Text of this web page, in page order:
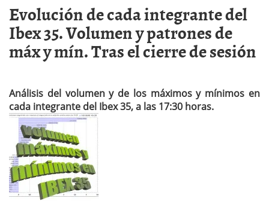
Evolución de cada integrante del
Ibex 35. Volumen y patrones de
máx y mín. Tras el cierre de sesión
Análisis del volumen y de los máximos y mínimos en
cada integrante del Ibex 35, a las 17:30 horas.